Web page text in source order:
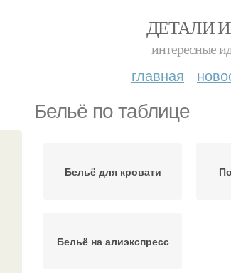
ДЕТАЛИ
интересные
главная
Бельё по таблице
Бельё для кровати
Бельё на алиэкспресс